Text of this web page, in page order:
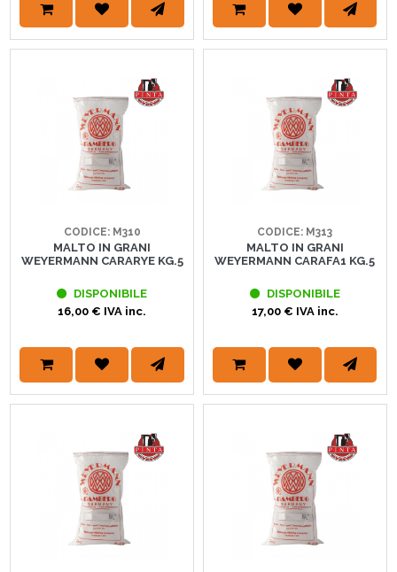
CODICE: M310
MALTO IN GRANI
WEYERMANN CARARYE KG.5
DISPONIBILE
16,00 € IVA inc.
CODICE: M313
MALTO IN GRANI
WEYERMANN CARAFA1 KG.5
DISPONIBILE
17,00 € IVA inc.